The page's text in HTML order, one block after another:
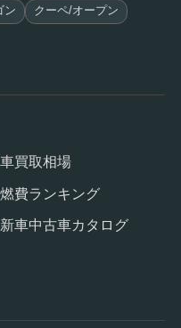
ン クーペ/オープン
車買取相場
燃費ランキング
新車中古車カタログ